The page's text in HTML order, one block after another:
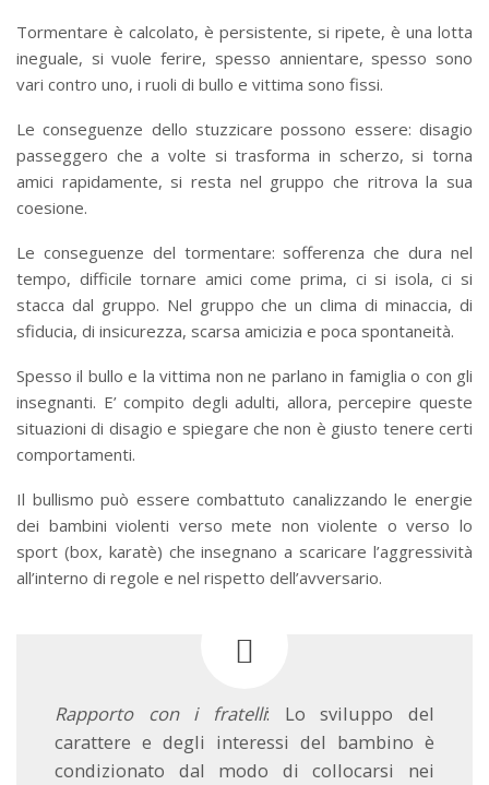
Tormentare è calcolato, è persistente, si ripete, è una lotta
ineguale, si vuole ferire, spesso annientare, spesso sono
vari contro uno, i ruoli di bullo e vittima sono fissi.
Le conseguenze dello stuzzicare possono essere: disagio
passeggero che a volte si trasforma in scherzo, si torna
amici rapidamente, si resta nel gruppo che ritrova la sua
coesione.
Le conseguenze del tormentare: sofferenza che dura nel
tempo, difficile tornare amici come prima, ci si isola, ci si
stacca dal gruppo. Nel gruppo che un clima di minaccia, di
sfiducia, di insicurezza, scarsa amicizia e poca spontaneità.
Spesso il bullo e la vittima non ne parlano in famiglia o con gli
insegnanti. E’ compito degli adulti, allora, percepire queste
situazioni di disagio e spiegare che non è giusto tenere certi
comportamenti.
Il bullismo può essere combattuto canalizzando le energie
dei bambini violenti verso mete non violente o verso lo
sport (box, karatè) che insegnano a scaricare l’aggressività
all’interno di regole e nel rispetto dell’avversario.
Rapporto con i fratelli: Lo sviluppo del
carattere e degli interessi del bambino è
condizionato dal modo di collocarsi nei